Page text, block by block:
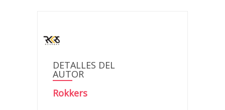
DETALLES DEL
AUTOR
Rokkers